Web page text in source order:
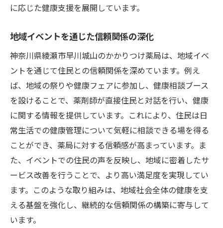
に応じた健康支援を展開しています。
地域イベントを通じた信頼関係の深化
神奈川県綾瀬市早川城山のかかりつけ薬局は、地域イベ
ントを通じて住民との信頼関係を深めています。例え
ば、地域の祭りや健康フェアに参加し、健康相談ブース
を設けることで、薬剤師が直接住民と対話を行い、健康
に関する情報を提供しています。これにより、住民は日
常生活での健康管理について気軽に相談できる場を得る
ことができ、薬局に対する信頼感が高まっています。ま
た、イベントでの住民の声を反映し、地域に密着したサ
ービス改善を行うことで、より高い満足度を実現してい
ます。このような取り組みは、地域社会全体の健康を支
える基盤を強化し、継続的な信頼関係の構築に寄与して
います。